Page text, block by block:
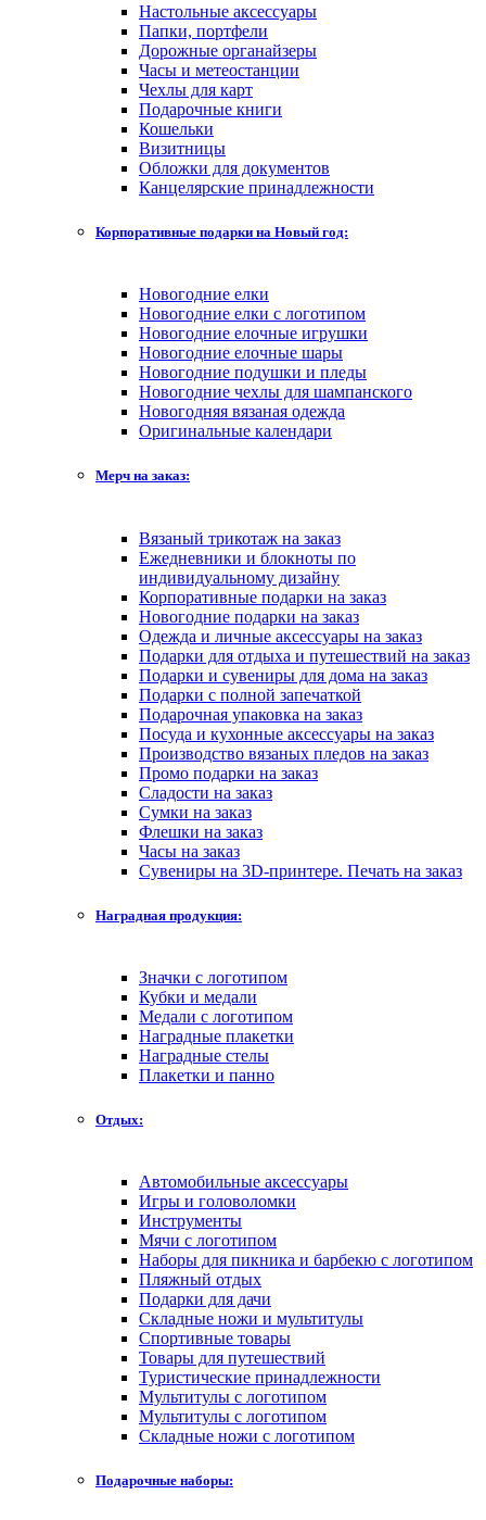
Настольные аксессуары
Папки, портфели
Дорожные органайзеры
Часы и метеостанции
Чехлы для карт
Подарочные книги
Кошельки
Визитницы
Обложки для документов
Канцелярские принадлежности
Корпоративные подарки на Новый год:
Новогодние елки
Новогодние елки с логотипом
Новогодние елочные игрушки
Новогодние елочные шары
Новогодние подушки и пледы
Новогодние чехлы для шампанского
Новогодняя вязаная одежда
Оригинальные календари
Мерч на заказ:
Вязаный трикотаж на заказ
Ежедневники и блокноты по
индивидуальному дизайну
Корпоративные подарки на заказ
Новогодние подарки на заказ
Одежда и личные аксессуары на заказ
Подарки для отдыха и путешествий на заказ
Подарки и сувениры для дома на заказ
Подарки с полной запечаткой
Подарочная упаковка на заказ
Посуда и кухонные аксессуары на заказ
Производство вязаных пледов на заказ
Промо подарки на заказ
Сладости на заказ
Сумки на заказ
Флешки на заказ
Часы на заказ
Сувениры на 3D-принтере. Печать на заказ
Наградная продукция:
Значки с логотипом
Кубки и медали
Медали с логотипом
Наградные плакетки
Наградные стелы
Плакетки и панно
Отдых:
Автомобильные аксессуары
Игры и головоломки
Инструменты
Мячи с логотипом
Наборы для пикника и барбекю с логотипом
Пляжный отдых
Подарки для дачи
Складные ножи и мультитулы
Спортивные товары
Товары для путешествий
Туристические принадлежности
Мультитулы с логотипом
Мультитулы с логотипом
Складные ножи с логотипом
Подарочные наборы: